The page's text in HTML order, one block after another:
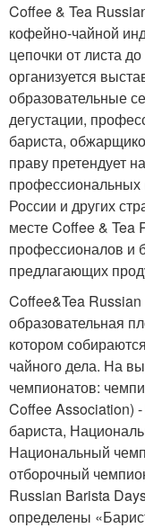
Coffee & Tea
кофейно-чайной
цепочки от листа
организуется
образовательные
дегустации,
бариста,
праву претендует
профессиональных
России и других
месте Coffee & Tea
профессионалов и
предлагающих
Coffee&Tea Russian
образовательная
котором
чайного дела. На
чемпионатов:
Coffee Association)
бариста,
Национальный
отборочный
Russian Barista
определены